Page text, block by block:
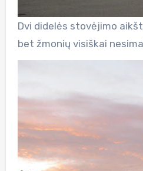
Dvi didelės stovėjimo
bet žmonių visiškai